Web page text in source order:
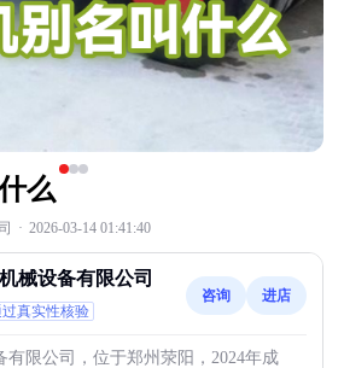
么
· 2026-03-14 01:41:40
械设备有限公司
真实性核验
咨询 进店
有限公司，位于郑州荥阳，2024年成